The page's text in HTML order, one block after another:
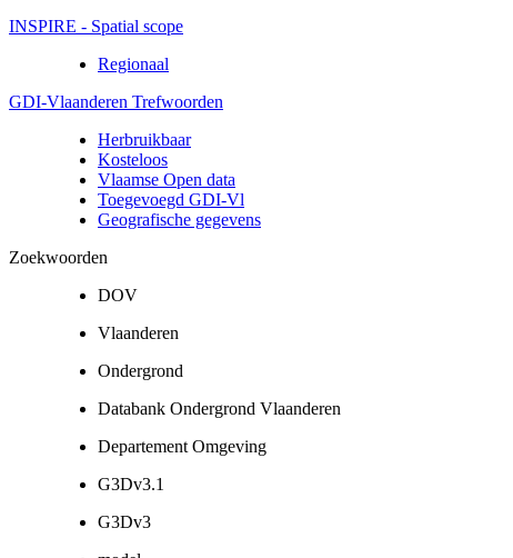
INSPIRE - Spatial scope
Regionaal
GDI-Vlaanderen Trefwoorden
Herbruikbaar
Kosteloos
Vlaamse Open data
Toegevoegd GDI-Vl
Geografische gegevens
Zoekwoorden
DOV
Vlaanderen
Ondergrond
Databank Ondergrond Vlaanderen
Departement Omgeving
G3Dv3.1
G3Dv3